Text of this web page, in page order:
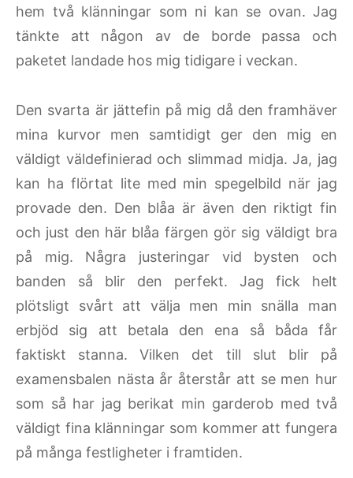
hem två klänningar som ni kan se ovan. Jag
tänkte att någon av de borde passa och
paketet landade hos mig tidigare i veckan.
Den svarta är jättefin på mig då den framhäver
mina kurvor men samtidigt ger den mig en
väldigt väldefinierad och slimmad midja. Ja, jag
kan ha flörtat lite med min spegelbild när jag
provade den. Den blåa är även den riktigt fin
och just den här blåa färgen gör sig väldigt bra
på mig. Några justeringar vid bysten och
banden så blir den perfekt. Jag fick helt
plötsligt svårt att välja men min snälla man
erbjöd sig att betala den ena så båda får
faktiskt stanna. Vilken det till slut blir på
examensbalen nästa år återstår att se men hur
som så har jag berikat min garderob med två
väldigt fina klänningar som kommer att fungera
på många festligheter i framtiden.